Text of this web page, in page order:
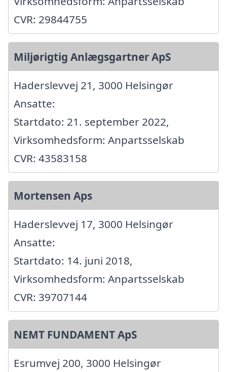
CVR: 29844755
Miljørigtig Anlægsgartner ApS
Haderslevvej 21, 3000 Helsingør
Ansatte:
Startdato: 21. september 2022,
Virksomhedsform: Anpartsselskab
CVR: 43583158
Mortensen Aps
Haderslevvej 17, 3000 Helsingør
Ansatte:
Startdato: 14. juni 2018,
Virksomhedsform: Anpartsselskab
CVR: 39707144
NEMT FUNDAMENT ApS
Esrumvej 200, 3000 Helsingør